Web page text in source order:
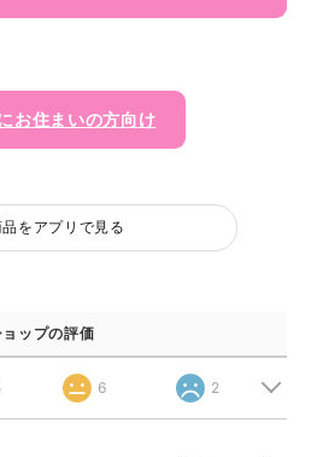
お住まいの方向け
品をアプリで見る
ョップの評価
6 2